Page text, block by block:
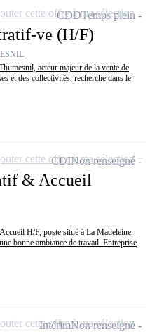
ve (H/F)
acteur majeur de la vente de
et des collectivités, recherche dans le
CDDTemps plein
cette offre à ma sélection
& Accueil
H/F, poste situé à La Madeleine.
bonne ambiance de travail. Entreprise
CDINon renseigné
cette offre à ma sélection
IntérimNon renseigné
cette offre à ma sélection